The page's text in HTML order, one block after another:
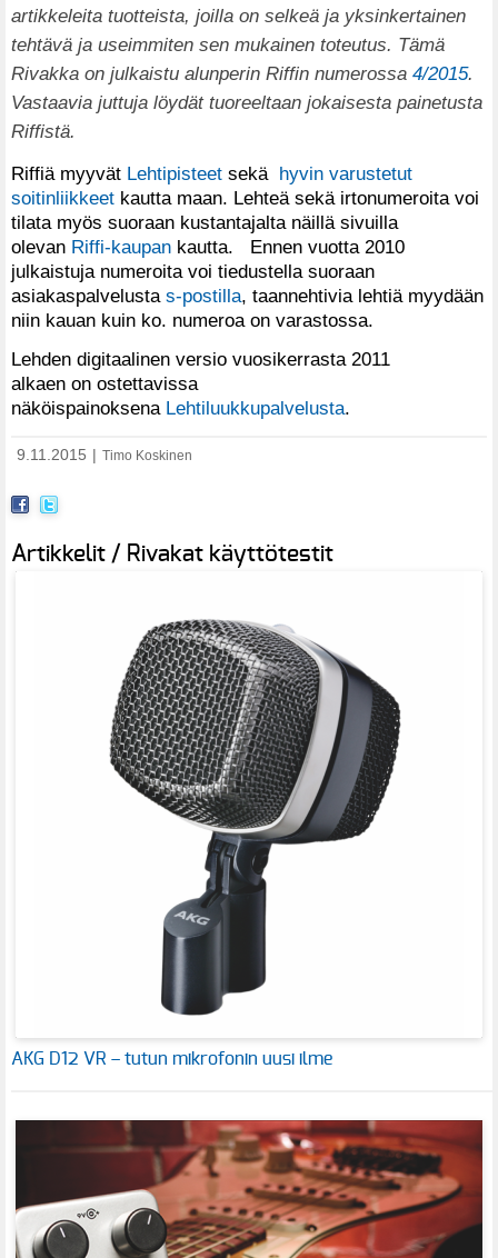
artikkeleita tuotteista, joilla on selkeä ja yksinkertainen
tehtävä ja useimmiten sen mukainen toteutus. Tämä
Rivakka on julkaistu alunperin Riffin numerossa 4/2015.
Vastaavia juttuja löydät tuoreeltaan jokaisesta painetusta
Riffistä.
Riffiä myyvät Lehtipisteet sekä hyvin varustetut
soitinliikkeet kautta maan. Lehteä sekä irtonumeroita voi
tilata myös suoraan kustantajalta näillä sivuilla
olevan Riffi-kaupan kautta. Ennen vuotta 2010
julkaistuja numeroita voi tiedustella suoraan
asiakaspalvelusta s-postilla, taannehtivia lehtiä myydään
niin kauan kuin ko. numeroa on varastossa.
Lehden digitaalinen versio vuosikerrasta 2011
alkaen on ostettavissa
näköispainoksena Lehtiluukkupalvelusta.
9.11.2015 Timo Koskinen
Artikkelit / Rivakat käyttötestit
AKG D12 VR – tutun mikrofonin uusi ilme